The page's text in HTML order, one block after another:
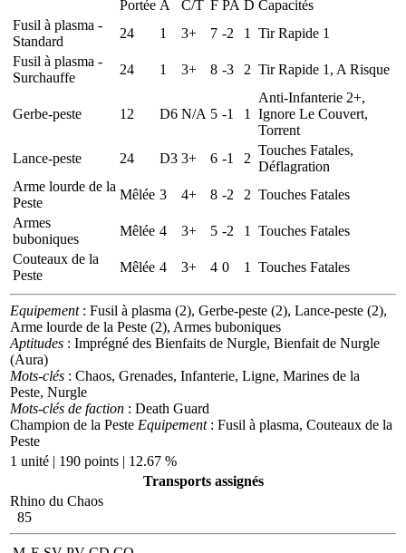
Portée A C/T F PA D Capacités
Fusil à plasma -
Standard
24 1 3+ 7 -2 1
Tir Rapide 1
Fusil à plasma -
Surchauffe
24 1 3+ 8 -3 2 Tir Rapide 1, A Risque
Gerbe-peste 12 D6 N/A 5 -1 1
Anti-Infanterie 2+,
Ignore Le Couvert,
Torrent
Lance-peste
24 D3 3+ 6 -1 2
Touches Fatales,
Déflagration
Arme lourde de la
Peste
Mêlée 3 4+ 8 -2 2 Touches Fatales
Armes
buboniques
Mêlée 4 3+ 5 -2 1
Touches Fatales
Couteaux de la
Peste
Mêlée 4 3+ 4 0 1 Touches Fatales
Equipement: Fusil à plasma (2), Gerbe-peste (2), Lance-peste (2),
Arme lourde de la Peste (2), Armes buboniques
Aptitudes : Imprégné des Bienfaits de Nurgle, Bienfait de Nurgle
(Aura)
Mots-clés : Chaos, Grenades, Infanterie, Ligne, Marines de la
Peste, Nurgle
Mots-clés de faction : Death Guard
Champion de la Peste Equipement: Fusil à plasma, Couteaux de la
Peste
1 unité | 190 points | 12.67 %
Transports assignés
Rhino du Chaos
85